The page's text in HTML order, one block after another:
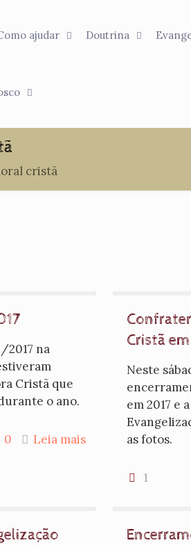
ajudar Doutrina
cristã
2017 na
Cristã que
o ano.
0 Leia mais
Cristã
Neste
em 2017 e
as fotos.
1